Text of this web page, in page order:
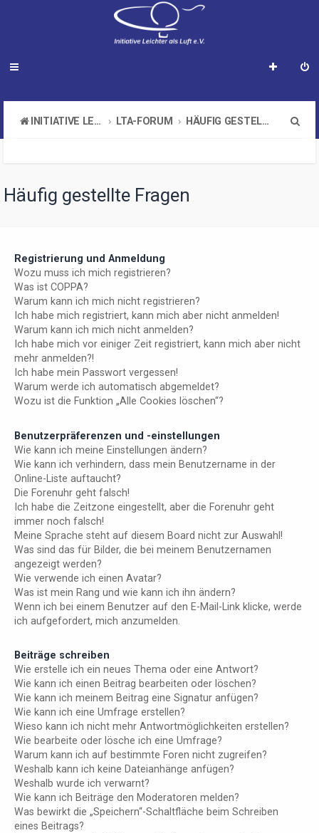
INITIATIVE LEICHTER ALS LUFT E.V. LTA-FORUM HÄUFIG GESTELLTE FRAGEN
Häufig gestellte Fragen
Registrierung und Anmeldung
Wozu muss ich mich registrieren?
Was ist COPPA?
Warum kann ich mich nicht registrieren?
Ich habe mich registriert, kann mich aber nicht anmelden!
Warum kann ich mich nicht anmelden?
Ich habe mich vor einiger Zeit registriert, kann mich aber nicht
mehr anmelden?!
Ich habe mein Passwort vergessen!
Warum werde ich automatisch abgemeldet?
Wozu ist die Funktion „Alle Cookies löschen“?
Benutzerpräferenzen und -einstellungen
Wie kann ich meine Einstellungen ändern?
Wie kann ich verhindern, dass mein Benutzername in der
Online-Liste auftaucht?
Die Forenuhr geht falsch!
Ich habe die Zeitzone eingestellt, aber die Forenuhr geht
immer noch falsch!
Meine Sprache steht auf diesem Board nicht zur Auswahl!
Was sind das für Bilder, die bei meinem Benutzernamen
angezeigt werden?
Wie verwende ich einen Avatar?
Was ist mein Rang und wie kann ich ihn ändern?
Wenn ich bei einem Benutzer auf den E-Mail-Link klicke, werde
ich aufgefordert, mich anzumelden.
Beiträge schreiben
Wie erstelle ich ein neues Thema oder eine Antwort?
Wie kann ich einen Beitrag bearbeiten oder löschen?
Wie kann ich meinem Beitrag eine Signatur anfügen?
Wie kann ich eine Umfrage erstellen?
Wieso kann ich nicht mehr Antwortmöglichkeiten erstellen?
Wie bearbeite oder lösche ich eine Umfrage?
Warum kann ich auf bestimmte Foren nicht zugreifen?
Weshalb kann ich keine Dateianhänge anfügen?
Weshalb wurde ich verwarnt?
Wie kann ich Beiträge den Moderatoren melden?
Was bewirkt die „Speichern“-Schaltfläche beim Schreiben
eines Beitrags?